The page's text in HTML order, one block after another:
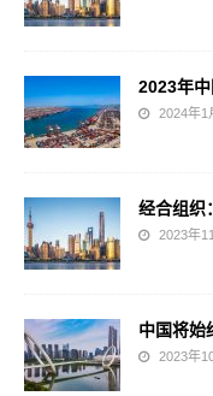
2023年
2024年1
经合组织
2023年
中国将始
2023年